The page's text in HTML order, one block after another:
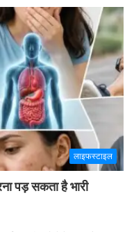
लाइफस्टाइल
पड़ सकता है भारी